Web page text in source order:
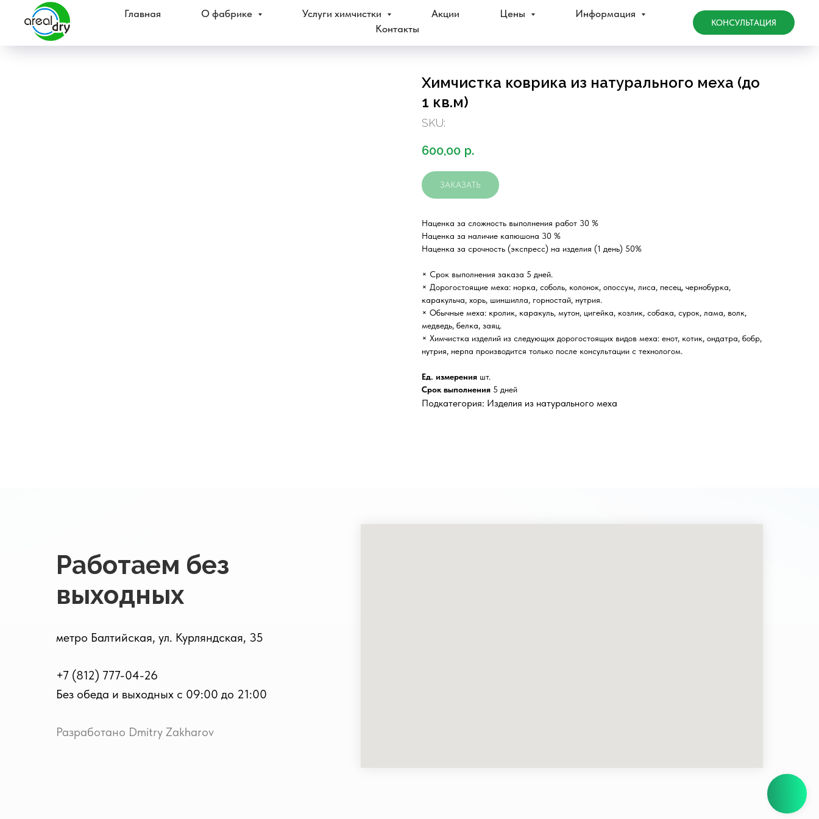
Главная О фабрике Услуги химчистки Акции Цены
Информация
Контакты
КОНСУЛЬТАЦИЯ
Химчистка коврика из натурального меха (до
1 кв.м)
SKU:
600,00 р.
ЗАКАЗАТЬ
Наценка за сложность выполнения работ 30 %
Наценка за наличие капюшона 30 %
Наценка за срочность (экспресс) на изделия (1 день) 50%
× Срок выполнения заказа 5 дней.
× Дорогостоящие меха: норка, соболь, колонок, опоссум, лиса, песец, чернобурка,
каракульча, хорь, шиншилла, горностай, нутрия.
× Обычные меха: кролик, каракуль, мутон, цигейка, козлик, собака, сурок, лама, волк,
медведь, белка, заяц.
× Химчистка изделий из следующих дорогостоящих видов меха: енот, котик, ондатра, бобр,
нутрия, нерпа производится только после консультации с технологом.
Ед. измерения шт.
Срок выполнения 5 дней
Подкатегория: Изделия из натурального меха
Работаем без
выходных
метро Балтийская, ул. Курляндская, 35
+7 (812) 777-04-26
Без обеда и выходных с 09:00 до 21:00
Разработано Dmitry Zakharov